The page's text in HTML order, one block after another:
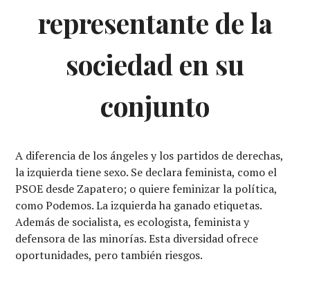
representante de la
sociedad en su
conjunto
A diferencia de los ángeles y los partidos de derechas,
la izquierda tiene sexo. Se declara feminista, como el
PSOE desde Zapatero; o quiere feminizar la política,
como Podemos. La izquierda ha ganado etiquetas.
Además de socialista, es ecologista, feminista y
defensora de las minorías. Esta diversidad ofrece
oportunidades, pero también riesgos.